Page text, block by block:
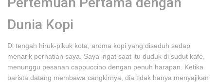
Dunia Kopi
Di tengah hiruk-pikuk kota, aroma kopi yang diseduh sedap
menarik perhatian saya. Saya ingat saat itu duduk di sudut kafe,
menunggu pesanan cappuccino dengan penuh harapan. Ketika
barista datang membawa cangkirnya, dia tidak hanya menyajikan